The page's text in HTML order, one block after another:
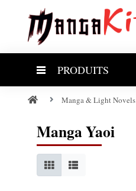
PRODUITS
Manga & Light Novels
Manga Yaoi